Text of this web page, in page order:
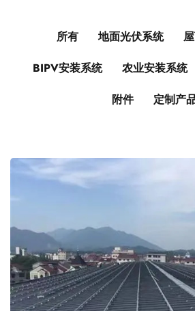
所有 地面光伏系统
BIPV安装系统
农业安装系统
附件
定制产